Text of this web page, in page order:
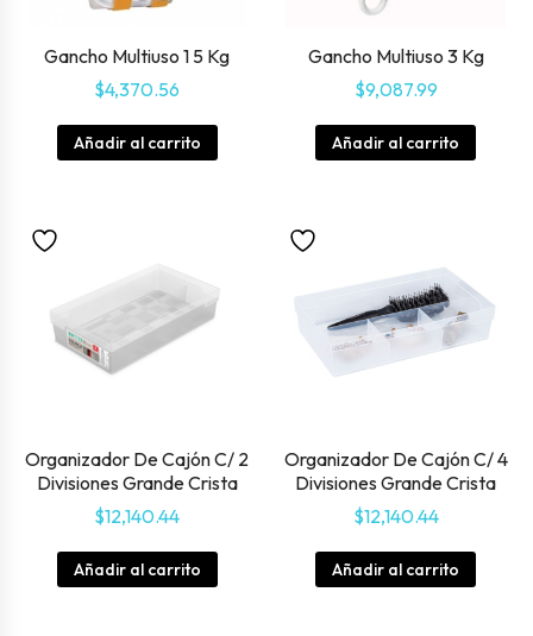
Gancho Multiuso 1 5 Kg
$4,370.56
Añadir al carrito
Gancho Multiuso 3 Kg
$9,087.99
Añadir al carrito
Organizador De Cajón C/ 2
Divisiones Grande Crista
$12,140.44
Añadir al carrito
Organizador De Cajón C/ 4
Divisiones Grande Crista
$12,140.44
Añadir al carrito